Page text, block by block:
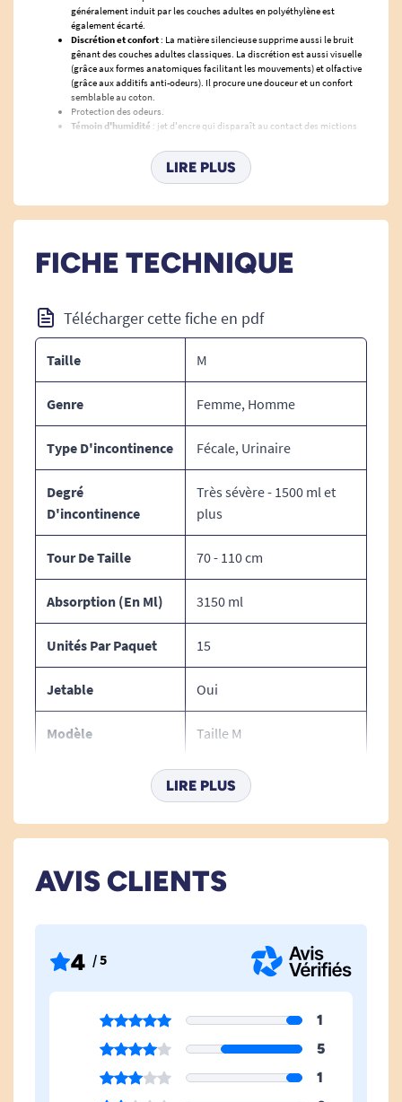
généralement induit par les couches adultes en polyéthylène est
également écarté.
Discrétion et confort: La matière silencieuse supprime aussi le bruit
gênant des couches adultes classiques. La discrétion est aussi visuelle
(grâce aux formes anatomiques facilitant les mouvements) et olfactive
(grâce aux additifs anti-odeurs). Il procure une douceur et un confort
semblable au coton.
Protection des odeurs.
Témoin d'humidité : jet d'encre qui disparaît au contact des mictions
Le change complet a une durée d'utilisation moyenne conseillée de dix à
Voir tous les changes complets.
LIRE PLUS
FICHE TECHNIQUE
Télécharger cette fiche en pdf
Taille M
Genre Femme, Homme
Type D'incontinence Fécale, Urinaire
Degré
D'incontinence
Très sévère - 1500 ml et
plus
Tour De Taille 70 - 110 cm
Absorption (en Ml) 3150 ml
Unités Par Paquet 15
Jetable Oui
Modèle Taille M
Change complet
Indicateur
D'humidité
Oui
Utilisation Des Wc Non
LIRE PLUS
AVIS CLIENTS
4 / 5
1
5
1